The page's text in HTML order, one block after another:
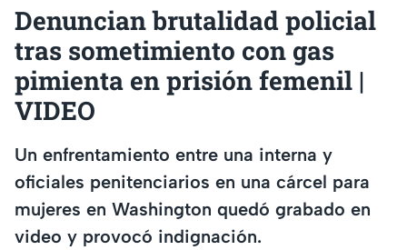
Denuncian brutalidad policial
tras sometimiento con gas
pimienta en prisión femenil |
VIDEO
Un enfrentamiento entre una interna y
oficiales penitenciarios en una cárcel para
mujeres en Washington quedó grabado en
video y provocó indignación.